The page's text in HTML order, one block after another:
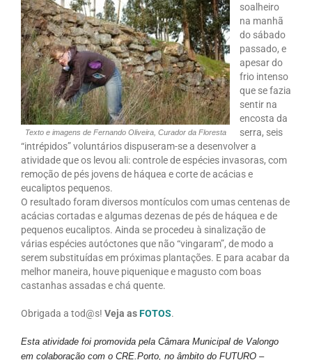
Texto e imagens de Fernando Oliveira, Curador da Floresta
soalheiro
na manhã
do sábado
passado, e
apesar do
frio intenso
que se fazia
sentir na
encosta da
serra, seis
“intrépidos” voluntários dispuseram-se a desenvolver a
atividade que os levou ali: controle de espécies invasoras, com
remoção de pés jovens de háquea e corte de acácias e
eucaliptos pequenos.
O resultado foram diversos montículos com umas centenas de
acácias cortadas e algumas dezenas de pés de háquea e de
pequenos eucaliptos. Ainda se procedeu à sinalização de
várias espécies autóctones que não “vingaram”, de modo a
serem substituídas em próximas plantações. E para acabar da
melhor maneira, houve piquenique e magusto com boas
castanhas assadas e chá quente.
Obrigada a tod@s! Veja asFOTOS.
Esta atividade foi promovida pela Câmara Municipal de Valongo
em colaboração com o CRE.Porto, no âmbito do FUTURO –